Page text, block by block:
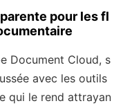
pour les fl
Document Cloud, s
avec les outils
qui le rend attrayan